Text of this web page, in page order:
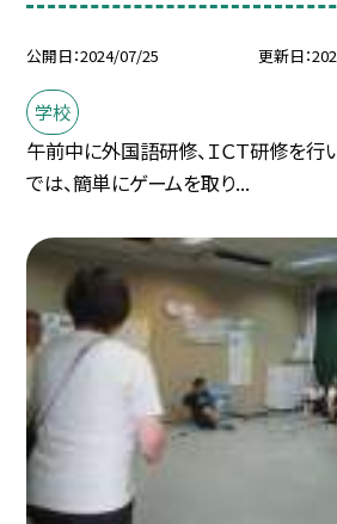
公開日 2024/07/25 更新日
学校
午前中に外国語研修、ＩＣＴ研修を行
では、簡単にゲームを取り...